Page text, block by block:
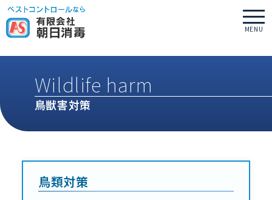
Wildlife harm
鳥獣害対策
鳥類対策
メニ
ュー
MENU